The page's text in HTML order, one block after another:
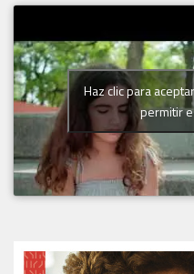
Haz clic para
permitir